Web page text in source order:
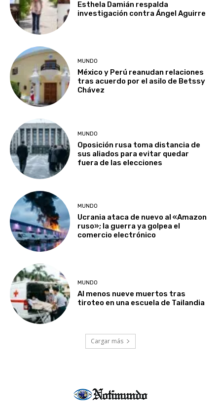
Esthela Damián respalda
investigación contra Ángel Aguirre
MUNDO
México y Perú reanudan relaciones
tras acuerdo por el asilo de Betssy
Chávez
MUNDO
Oposición rusa toma distancia de
sus aliados para evitar quedar
fuera de las elecciones
MUNDO
Ucrania ataca de nuevo al «Amazon
ruso»; la guerra ya golpea el
comercio electrónico
MUNDO
Al menos nueve muertos tras
tiroteo en una escuela de Tailandia
Cargar más